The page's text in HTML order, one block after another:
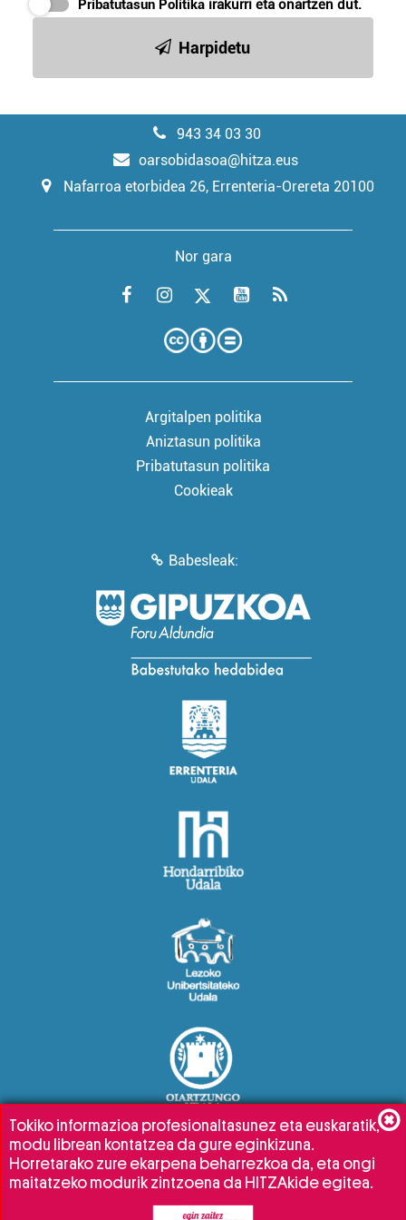
Pribatutasun Politika irakurri eta onartzen dut.
Harpidetu
943 34 03 30
oarsobidasoa@hitza.eus
Nafarroa etorbidea 26, Errenteria-Orereta 20100
Nor gara
Argitalpen politika
Aniztasun politika
Pribatutasun politika
Cookieak
Babesleak:
Tokiko informazioa profesionaltasunez eta euskaratik,
modu librean kontatzea da gure eginkizuna.
Horretarako zure ekarpena beharrezkoa da, eta ongi
maitatzeko modurik zintzoena da HITZAkide egitea.